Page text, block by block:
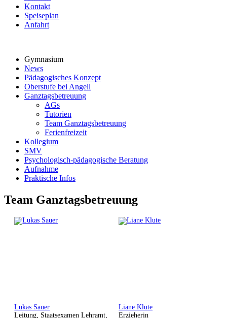
Kontakt
Speiseplan
Anfahrt
Gymnasium
News
Pädagogisches Konzept
Oberstufe bei Angell
Ganztagsbetreuung
AGs
Tutorien
Team Ganztagsbetreuung
Ferienfreizeit
Kollegium
SMV
Psychologisch-pädagogische Beratung
Aufnahme
Praktische Infos
Team Ganztagsbetreuung
Lukas Sauer
Leitung, Staatsexamen Lehramt,
Liane Klute
Erzieherin